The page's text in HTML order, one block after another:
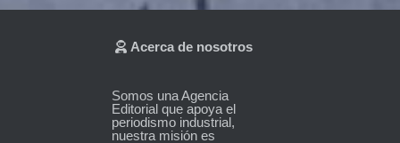
Acerca de nosotros
Somos una Agencia
Editorial que apoya el
periodismo industrial,
nuestra misión es